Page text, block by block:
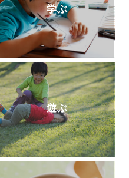
ラムや料理のコツを動画で
。http://fooddays.jp/
学ぶ
遊ぶ